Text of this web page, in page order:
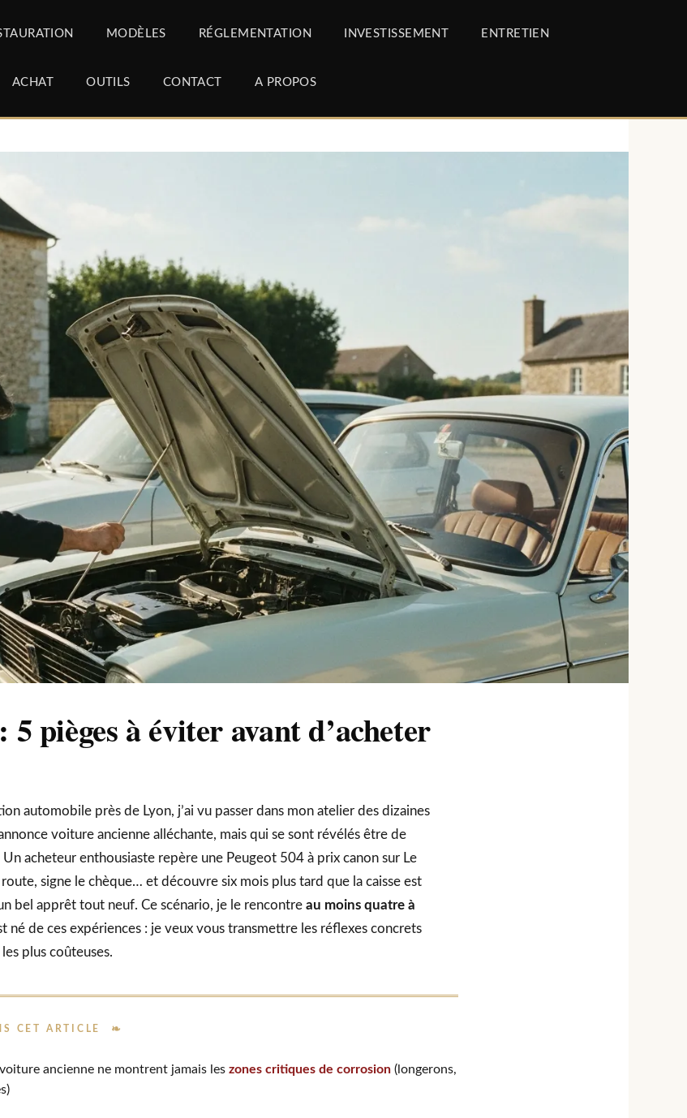
MODÈLES RÉGLEMENTATION INVESTISSEMENT ENTRETIEN
ACHAT OUTILS CONTACT A PROPOS
pièges à éviter avant d’acheter
automobile près de Lyon, j’ai vu passer dans mon atelier des dizaines
voiture ancienne alléchante, mais qui se sont révélés être de
acheteur enthousiaste repère une Peugeot 504 à prix canon sur Le
signe le chèque… et découvre six mois plus tard que la caisse est
bel apprêt tout neuf. Ce scénario, je le rencontre au moins quatre à
né de ces expériences : je veux vous transmettre les réflexes concrets
plus coûteuses.
CET ARTICLE
ancienne ne montrent jamais les zones critiques de corrosion(longerons,